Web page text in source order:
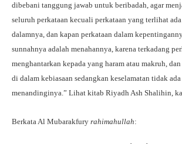
dibebani tanggung jawab untuk beribadah, agar
seluruh perkataan kecuali perkataan yang terlihat
dalamnya, dan kapan perkataan dalam
sunnahnya adalah menahannya, karena terkadang
menghantarkan kepada yang haram atau makruh,
di dalam kebiasaan sedangkan keselamatan tidak
menandinginya.” Lihat kitab Riyadh Ash Shalihin,
Berkata Al Mubarakfury rahimahullah: